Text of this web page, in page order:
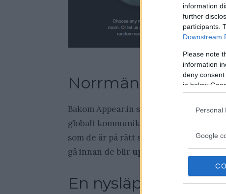
information
further
participants.
Downstream
Please note
information
deny
in below
Personal
Google
Appear.in gör det
Norrmän!
Bakom Appear.in står ett gäng
globalt kommunikationsverktyg som
som de är på rätt spår och det skall bli
gå innan de blir uppköpta för
En nysläppt